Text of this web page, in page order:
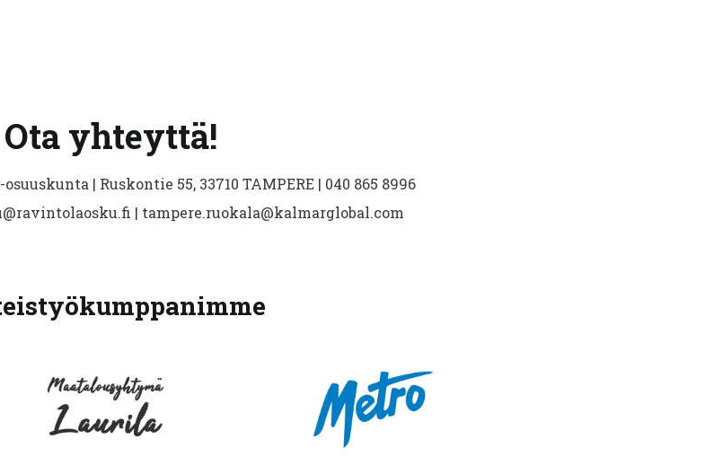
Ota yhteyttä!
| Ruskontie 55, 33710 TAMPERE | 040 865 8996
| tampere.ruokala@kalmarglobal.com